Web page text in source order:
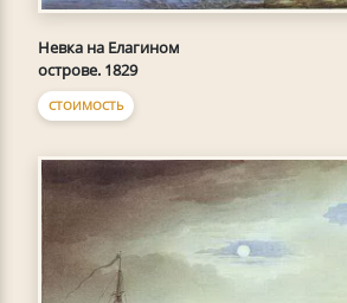
Невка на Елагином
острове. 1829
СТОИМОСТЬ